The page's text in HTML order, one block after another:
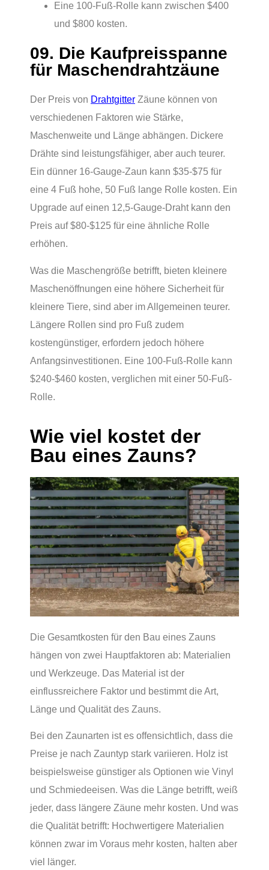
Eine 100-Fuß-Rolle kann zwischen $400
und $800 kosten.
09. Die Kaufpreisspanne
für Maschendrahtzäune
Der Preis von Drahtgitter Zäune können von
verschiedenen Faktoren wie Stärke,
Maschenweite und Länge abhängen. Dickere
Drähte sind leistungsfähiger, aber auch teurer.
Ein dünner 16-Gauge-Zaun kann $35-$75 für
eine 4 Fuß hohe, 50 Fuß lange Rolle kosten. Ein
Upgrade auf einen 12,5-Gauge-Draht kann den
Preis auf $80-$125 für eine ähnliche Rolle
erhöhen.
Was die Maschengröße betrifft, bieten kleinere
Maschenöffnungen eine höhere Sicherheit für
kleinere Tiere, sind aber im Allgemeinen teurer.
Längere Rollen sind pro Fuß zudem
kostengünstiger, erfordern jedoch höhere
Anfangsinvestitionen. Eine 100-Fuß-Rolle kann
$240-$460 kosten, verglichen mit einer 50-Fuß-
Rolle.
Wie viel kostet der
Bau eines Zauns?
Die Gesamtkosten für den Bau eines Zauns
hängen von zwei Hauptfaktoren ab: Materialien
und Werkzeuge. Das Material ist der
einflussreichere Faktor und bestimmt die Art,
Länge und Qualität des Zauns.
Bei den Zaunarten ist es offensichtlich, dass die
Preise je nach Zauntyp stark variieren. Holz ist
beispielsweise günstiger als Optionen wie Vinyl
und Schmiedeeisen. Was die Länge betrifft, weiß
jeder, dass längere Zäune mehr kosten. Und was
die Qualität betrifft: Hochwertigere Materialien
können zwar im Voraus mehr kosten, halten aber
viel länger.